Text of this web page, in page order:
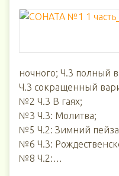
ночного; Ч.3 полный
Ч.3 сокращенный
№2 Ч.3 В гаях;
№3 Ч.3: Молитва;
№5 Ч.2: Зимний
№6 Ч.3:
№8 Ч.2:…